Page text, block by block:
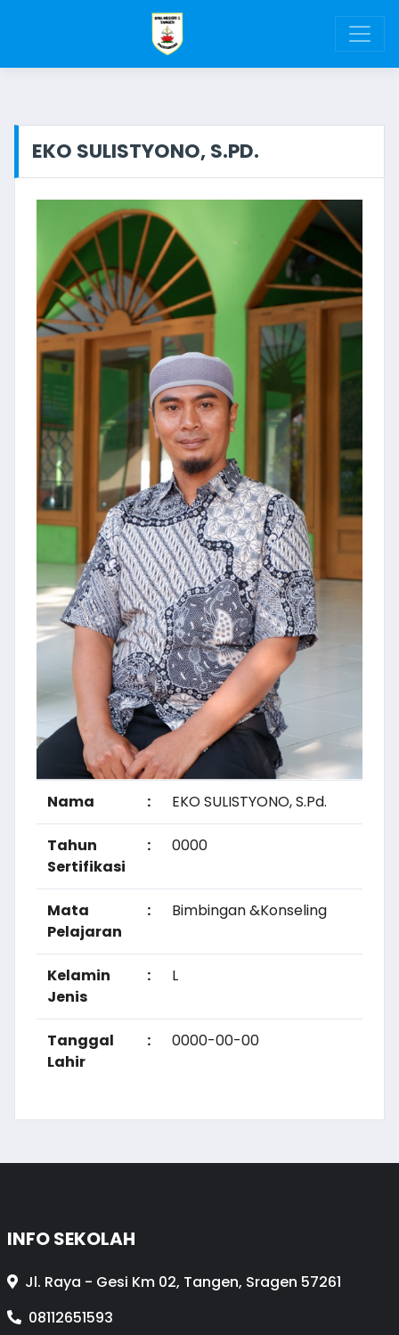
EKO SULISTYONO, S.PD.
Nama : EKO SULISTYONO, S.Pd.
Tahun
Sertifikasi
: 0000
Mata
Pelajaran
: Bimbingan &Konseling
Kelamin
Jenis
: L
Tanggal
Lahir
: 0000-00-00
INFO SEKOLAH
Jl. Raya - Gesi Km 02, Tangen, Sragen 57261
08112651593